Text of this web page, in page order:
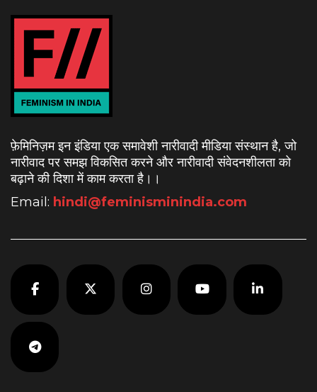
फ़ेमिनिज़म इन इंडिया एक समावेशी नारीवादी मीडिया संस्थान है, जो
नारीवाद पर समझ विकसित करने और नारीवादी संवेदनशीलता को
बढ़ाने की दिशा में काम करता है। ।
Email: hindi@feminisminindia.com